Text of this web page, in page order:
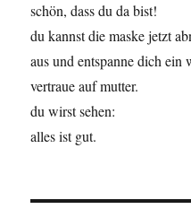
schön, dass du da bist!
du kannst die maske jetzt
aus und entspanne dich ein
vertraue auf mutter.
du wirst sehen:
alles ist gut.